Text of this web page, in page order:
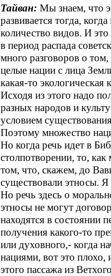
Тайван: Мы знаем, что
развивается тогда,
количество видов. И
в период распада
много разговоров о
целые нации с лица
какая-то экологическая
Исходя из этого надо
разных народов и
условием
Поэтому множество
Но когда речь идет в
столпотворении, то, как
том, что, скажем, до
существовали этносы.
Но речь здесь о
этносы не могут
находятся в состоянии
получения какого-то
или духовного,- когда
нациями, вот это плохо,
этого пассажа из